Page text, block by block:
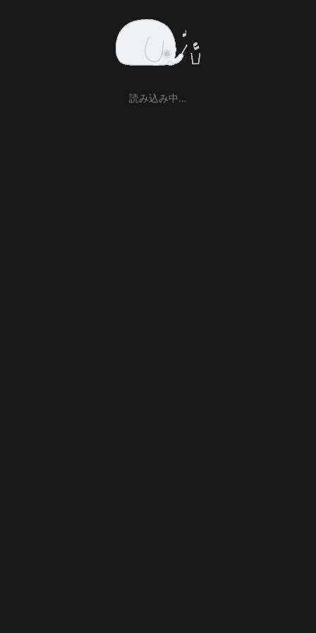
読み込み中…